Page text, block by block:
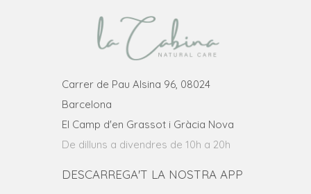
Carrer de Pau Alsina 96, 08024
Barcelona
El Camp d'en Grassot i Gràcia Nova
De dilluns a divendres de 10h a 20h
DESCARREGA'T LA NOSTRA APP